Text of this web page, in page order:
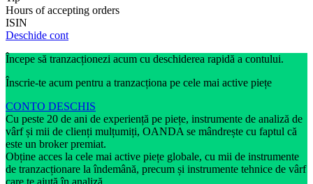
Hours of accepting orders
ISIN
Deschide cont
Începe să tranzacționezi acum cu deschiderea rapidă a contului.
Înscrie-te acum pentru a tranzacționa pe cele mai active piețe
CONTO DESCHIS
Cu peste 20 de ani de experiență pe piețe, instrumente de analiză de
vârf și mii de clienți mulțumiți, OANDA se mândrește cu faptul că
este un broker premiat.
Obține acces la cele mai active piețe globale, cu mii de instrumente
de tranzacționare la îndemână, precum și instrumente tehnice de vârf
care te ajută în analiză.